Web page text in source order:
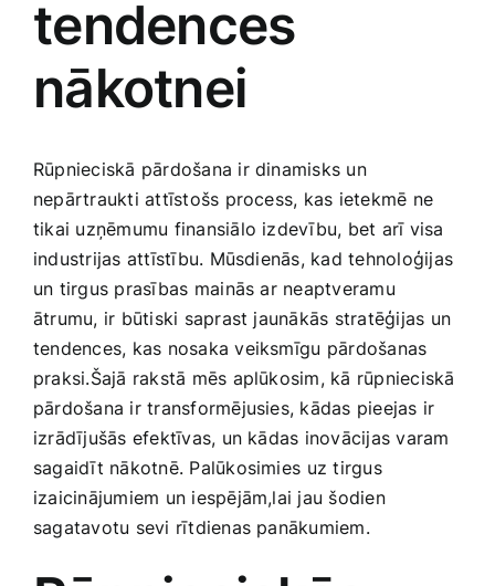
Medicīnas preces
Mobilie telefoni, planšetdatori
Pārtikas preces
Preces birojam
Preces pieaugušajiem
Rotaļlietas, bērnu preces
Smaržas, kosmētika
tendences
nākotnei
Rūpnieciskā pārdošana ir dinamisks un
‌nepārtraukti attīstošs process, kas ietekmē ne
tikai uzņēmumu finansiālo izdevību, bet arī visa
industrijas attīstību. Mūsdienās, kad tehnoloģijas
un tirgus prasības⁢ mainās ar neaptveramu
ātrumu, ir būtiski saprast jaunākās stratēģijas un​
tendences, kas nosaka veiksmīgu ⁤pārdošanas
praksi.Šajā rakstā mēs ‌aplūkosim, kā rūpnieciskā
pārdošana ir transformējusies, kādas pieejas ir
izrādījušās efektīvas, un kādas inovācijas varam
sagaidīt nākotnē. Palūkosimies⁣ uz tirgus
izaicinājumiem​ un iespējām,lai jau šodien
sagatavotu sevi rītdienas‌ panākumiem.